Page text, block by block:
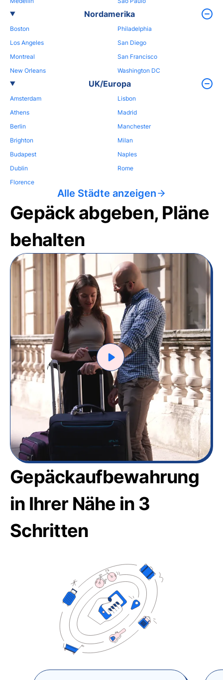
Nordamerika
Boston
Los Angeles
Montreal
New Orleans
Philadelphia
San Diego
San Francisco
Washington DC
UK/Europa
Amsterdam
Athens
Berlin
Brighton
Budapest
Dublin
Florence
Lisbon
Madrid
Manchester
Milan
Naples
Rome
Alle Städte anzeigen
Gepäck abgeben, Pläne
behalten
Gepäckaufbewahrung
in Ihrer Nähe in 3
Schritten